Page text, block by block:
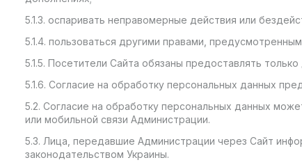
5.1.3. оспаривать неправомерные действия или
5.1.4. пользоваться другими правами,
5.1.5. Посетители Сайта обязаны предоставлять
5.1.6. Согласие на обработку персональных данных
5.2. Согласие на обработку персональных данных
или мобильной связи Администрации.
5.3. Лица, передавшие Администрации через Сайт
законодательством Украины.